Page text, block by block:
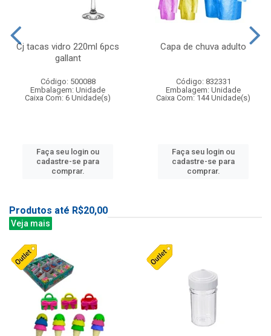
Cj tacas vidro 220ml 6pcs
gallant
Código: 500088
Embalagem: Unidade
Caixa Com: 6 Unidade(s)
Faça seu login ou
cadastre-se para
comprar.
Capa de chuva adulto
Código: 832331
Embalagem: Unidade
Caixa Com: 144 Unidade(s)
Faça seu login ou
cadastre-se para
comprar.
Produtos até R$20,00
Veja mais